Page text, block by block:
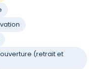
(retrait et